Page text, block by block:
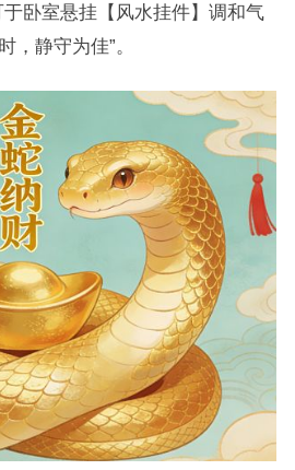
于卧室悬挂【风水挂件】调和气
，静守为佳”。